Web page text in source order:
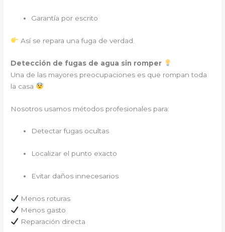
Garantía por escrito
Así se repara una fuga de verdad.
Detección de fugas de agua sin romper
Una de las mayores preocupaciones es que rompan toda
la casa
Nosotros usamos métodos profesionales para:
Detectar fugas ocultas
Localizar el punto exacto
Evitar daños innecesarios
Menos roturas
Menos gasto
Reparación directa